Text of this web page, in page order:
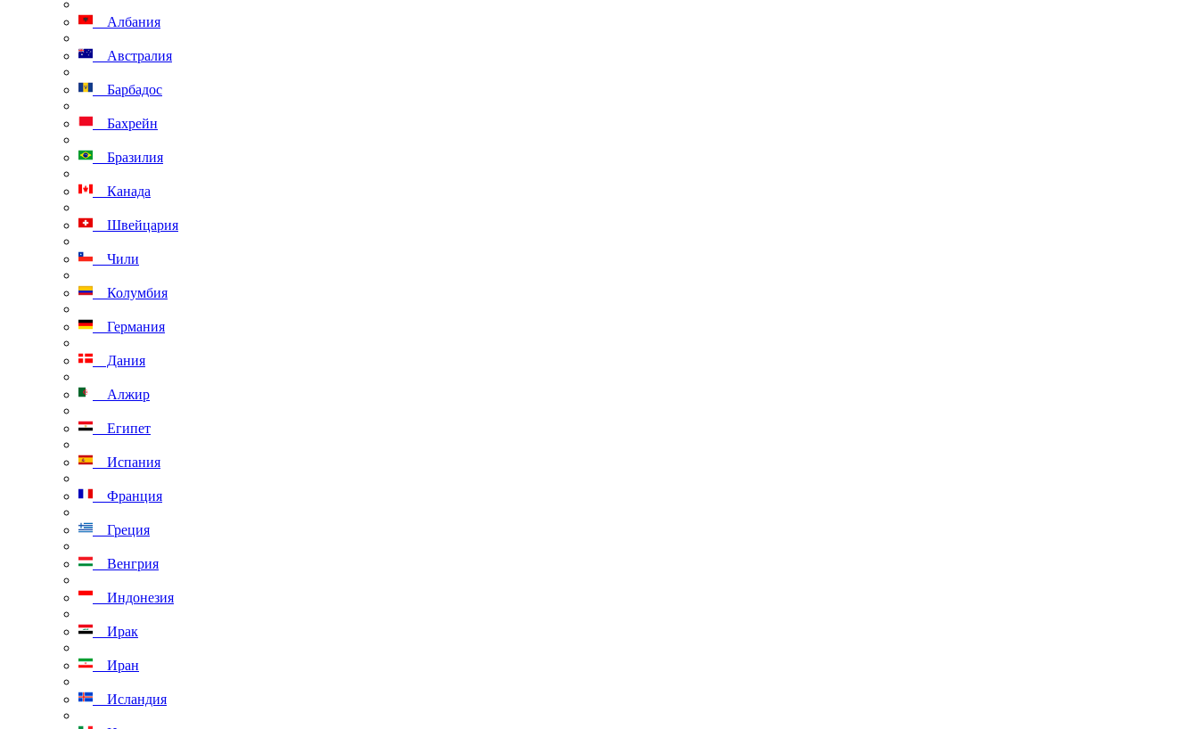
Албания
Австралия
Барбадос
Бахрейн
Бразилия
Канада
Швейцария
Чили
Колумбия
Германия
Дания
Алжир
Египет
Испания
Франция
Греция
Венгрия
Индонезия
Ирак
Иран
Исландия